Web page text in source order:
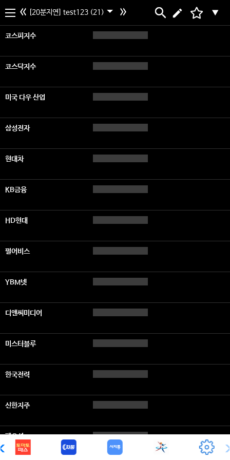
[20분지연] test123 (21) ▼
코스피지수
코스닥지수
미국 다우 산업
삼성전자
현대차
KB금융
HD현대
펄어비스
YBM넷
디앤씨미디어
미스터블루
한국전력
신한지주
팬오션